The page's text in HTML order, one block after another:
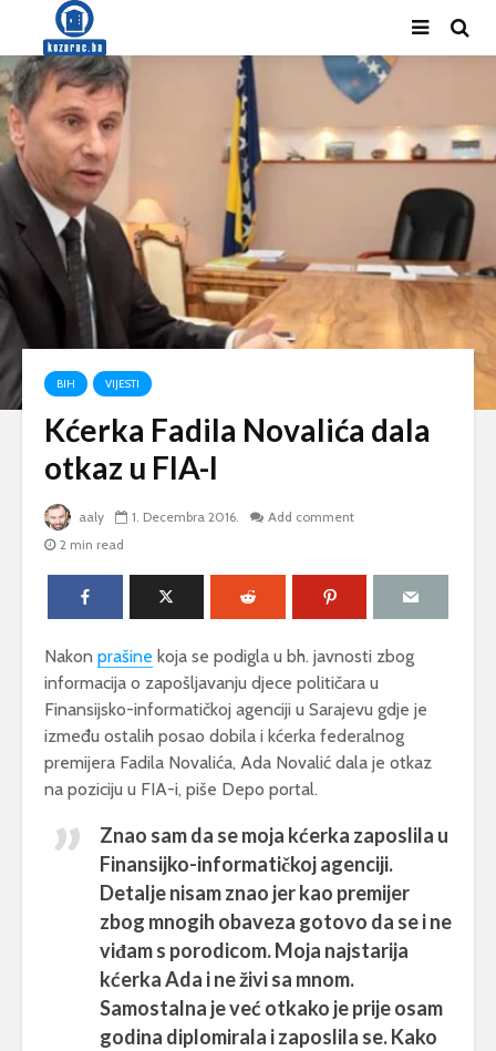
BIH VIJESTI
Kćerka Fadila Novalića dala
otkaz u FIA-I
aaly 1. Decembra 2016.
Add comment
2 min read
Nakon prašine koja se podigla u bh. javnosti zbog
informacija o zapošljavanju djece političara u
Finansijsko-informatičkoj agenciji u Sarajevu gdje je
između ostalih posao dobila i kćerka federalnog
premijera Fadila Novalića, Ada Novalić dala je otkaz
na poziciju u FIA-i, piše Depo portal.
Znao sam da se moja kćerka zaposlila u
Finansijko-informatičkoj agenciji.
Detalje nisam znao jer kao premijer
zbog mnogih obaveza gotovo da se i ne
viđam s porodicom. Moja najstarija
kćerka Ada i ne živi sa mnom.
Samostalna je već otkako je prije osam
godina diplomirala i zaposlila se. Kako